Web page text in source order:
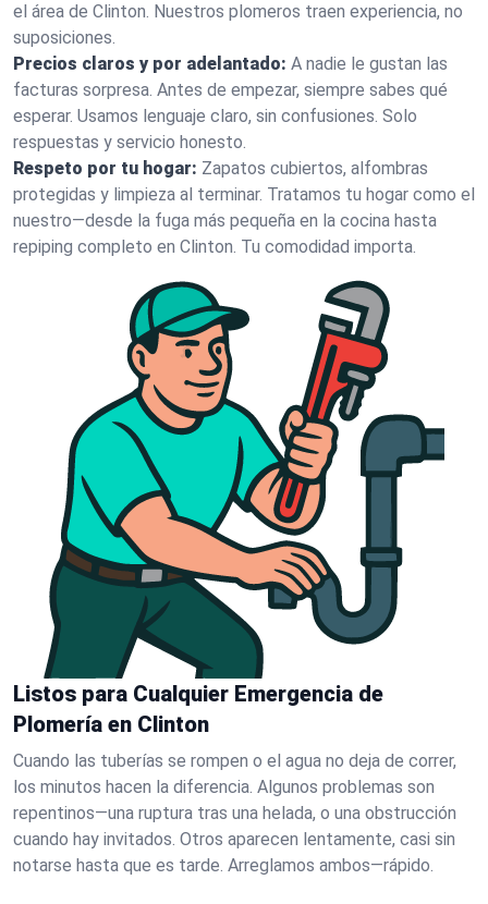
el área de Clinton. Nuestros plomeros traen experiencia, no
suposiciones.
Precios claros y por adelantado: A nadie le gustan las
facturas sorpresa. Antes de empezar, siempre sabes qué
esperar. Usamos lenguaje claro, sin confusiones. Solo
respuestas y servicio honesto.
Respeto por tu hogar: Zapatos cubiertos, alfombras
protegidas y limpieza al terminar. Tratamos tu hogar como el
nuestro—desde la fuga más pequeña en la cocina hasta
repiping completo en Clinton. Tu comodidad importa.
Listos para Cualquier Emergencia de
Plomería en Clinton
Cuando las tuberías se rompen o el agua no deja de correr,
los minutos hacen la diferencia. Algunos problemas son
repentinos—una ruptura tras una helada, o una obstrucción
cuando hay invitados. Otros aparecen lentamente, casi sin
notarse hasta que es tarde. Arreglamos ambos—rápido.